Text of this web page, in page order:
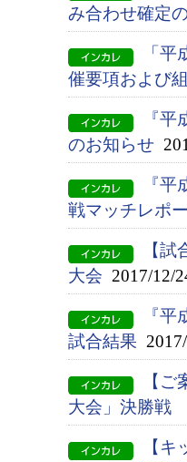
み合わせ確定
「
催要項および
『
のお知らせ
『
戦マッチレポ
【
大会 2017/12/
『
試合結果
【
大会」決勝戦
【